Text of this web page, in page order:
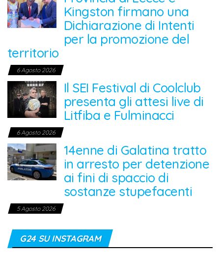
Kingston firmano una
Dichiarazione di Intenti
per la promozione del
territorio
6 Agosto 2026
Il SEI Festival di Coolclub
presenta gli attesi live di
Litfiba e Fulminacci
6 Agosto 2026
14enne di Galatina tratto
in arresto per detenzione
ai fini di spaccio di
sostanze stupefacenti
5 Agosto 2026
G24 SU INSTAGRAM